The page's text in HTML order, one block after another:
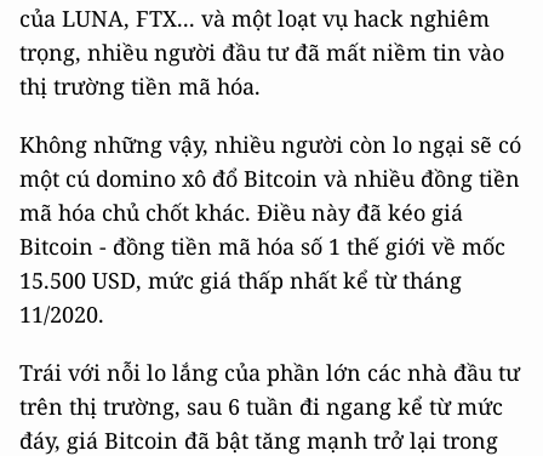
của LUNA, FTX... và một loạt vụ hack nghiêm
trọng, nhiều người đầu tư đã mất niềm tin vào
thị trường tiền mã hóa.
Không những vậy, nhiều người còn lo ngại sẽ có
một cú domino xô đổ Bitcoin và nhiều đồng tiền
mã hóa chủ chốt khác. Điều này đã kéo giá
Bitcoin - đồng tiền mã hóa số 1 thế giới về mốc
15.500 USD, mức giá thấp nhất kể từ tháng
11/2020.
Trái với nỗi lo lắng của phần lớn các nhà đầu tư
trên thị trường, sau 6 tuần đi ngang kể từ mức
đáy, giá Bitcoin đã bật tăng mạnh trở lại trong